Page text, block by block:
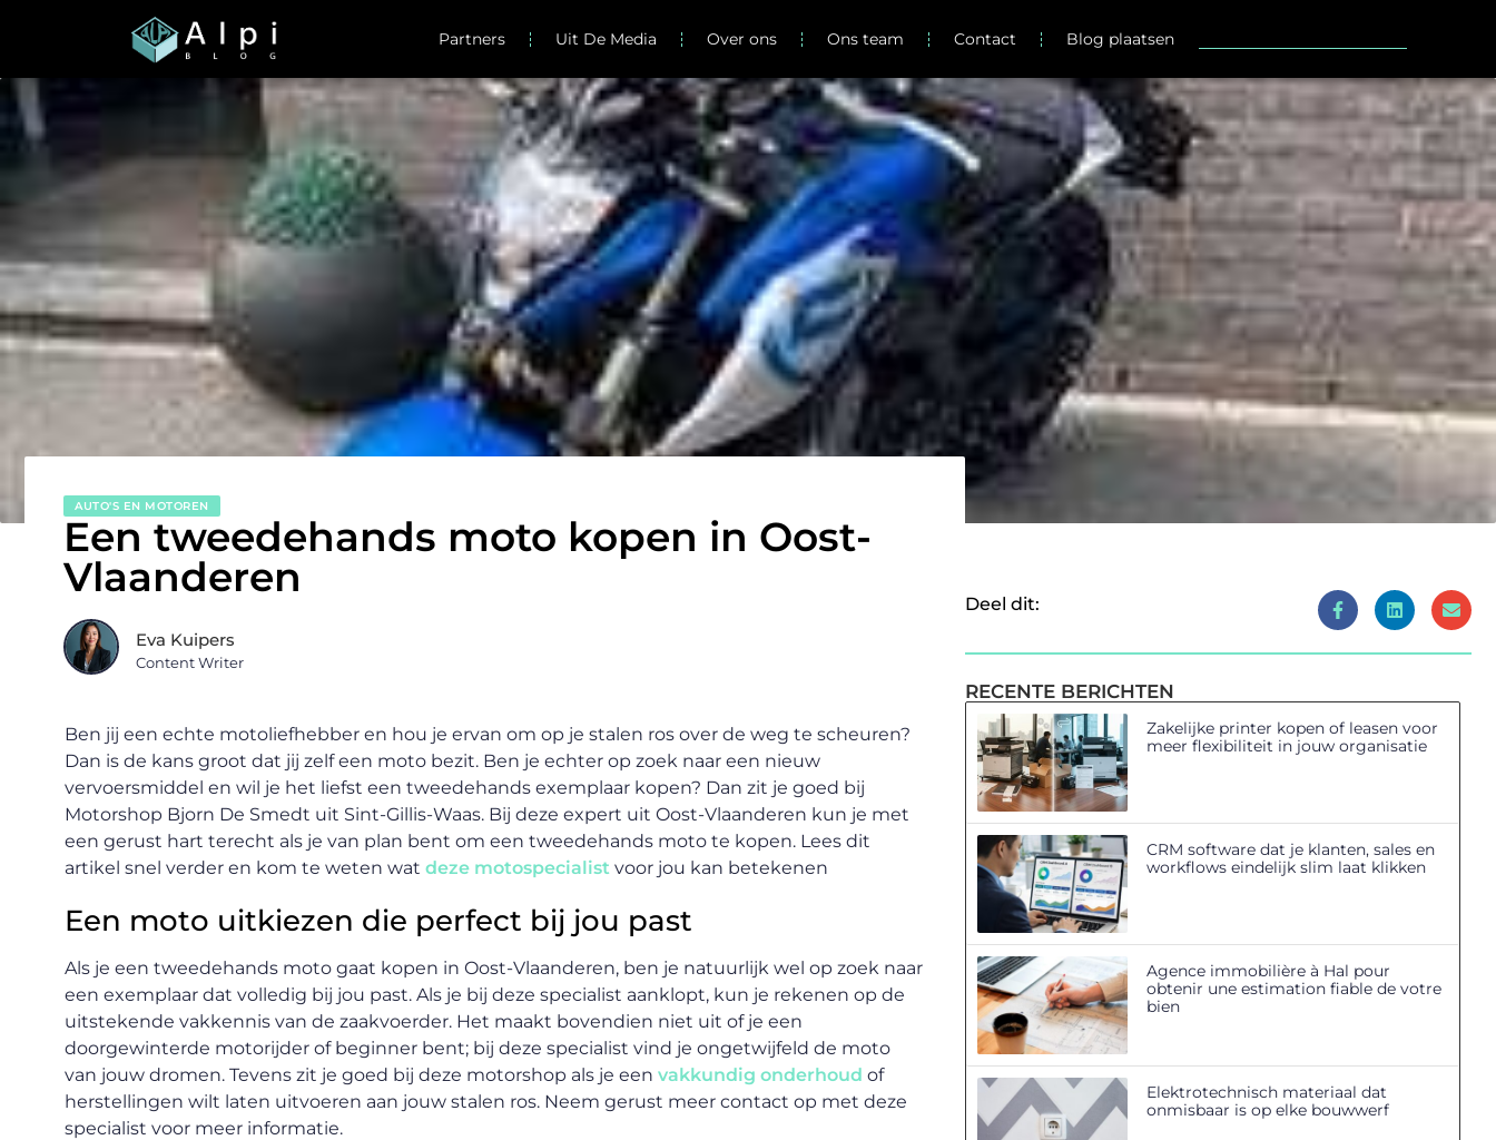
Partners Uit De Media Over ons Ons team Contact Blog plaatsen
AUTO'S EN MOTOREN
Een tweedehands moto kopen in Oost-
Vlaanderen
Eva Kuipers
Content Writer
Ben jij een echte motoliefhebber en hou je ervan om op je stalen ros over de weg te scheuren?
Dan is de kans groot dat jij zelf een moto bezit. Ben je echter op zoek naar een nieuw
vervoersmiddel en wil je het liefst een tweedehands exemplaar kopen? Dan zit je goed bij
Motorshop Bjorn De Smedt uit Sint-Gillis-Waas. Bij deze expert uit Oost-Vlaanderen kun je met
een gerust hart terecht als je van plan bent om een tweedehands moto te kopen. Lees dit
artikel snel verder en kom te weten wat deze motospecialist voor jou kan betekenen
Een moto uitkiezen die perfect bij jou past
Als je een tweedehands moto gaat kopen in Oost-Vlaanderen, ben je natuurlijk wel op zoek naar
een exemplaar dat volledig bij jou past. Als je bij deze specialist aanklopt, kun je rekenen op de
uitstekende vakkennis van de zaakvoerder. Het maakt bovendien niet uit of je een
doorgewinterde motorijder of beginner bent; bij deze specialist vind je ongetwijfeld de moto
van jouw dromen. Tevens zit je goed bij deze motorshop als je een vakkundig onderhoud of
herstellingen wilt laten uitvoeren aan jouw stalen ros. Neem gerust meer contact op met deze
specialist voor meer informatie.
Deel dit:
RECENTE BERICHTEN
Zakelijke printer kopen of leasen voor
meer flexibiliteit in jouw organisatie
CRM software dat je klanten, sales en
workflows eindelijk slim laat klikken
Agence immobilière à Hal pour
obtenir une estimation fiable de votre
bien
Elektrotechnisch materiaal dat
onmisbaar is op elke bouwwerf